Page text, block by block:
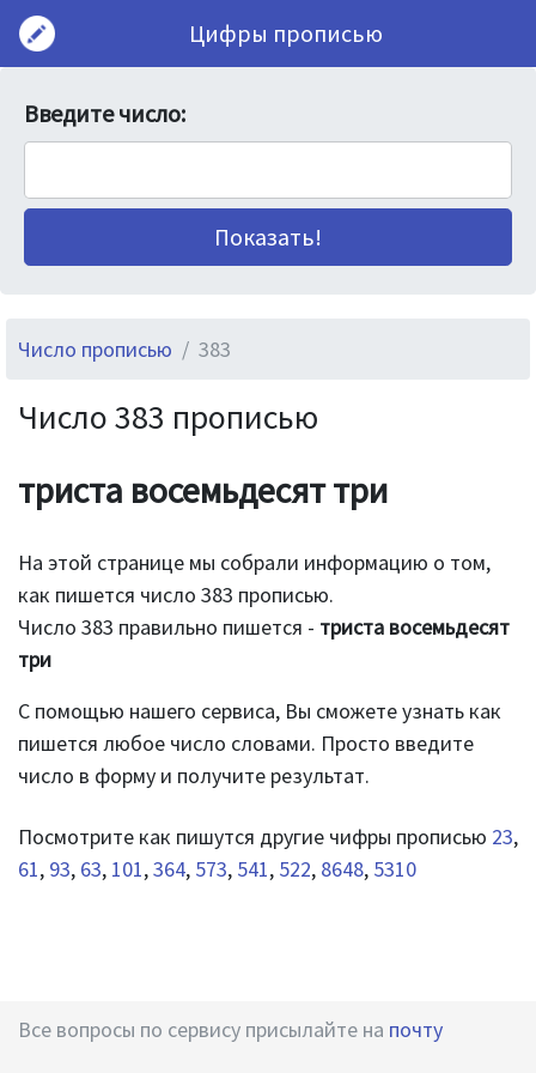
Цифры прописью
Введите число:
Число прописью 383
Число 383 прописью
триста восемьдесят три
На этой странице мы собрали информацию о том,
как пишется число 383 прописью.
Число 383 правильно пишется - триста восемьдесят
три
С помощью нашего сервиса, Вы сможете узнать как
пишется любое число словами. Просто введите
число в форму и получите результат.
Посмотрите как пишутся другие чифры прописью 23,
61, 93, 63, 101,364, 573, 541, 522, 8648, 5310
Все вопросы по сервису присылайте на почту